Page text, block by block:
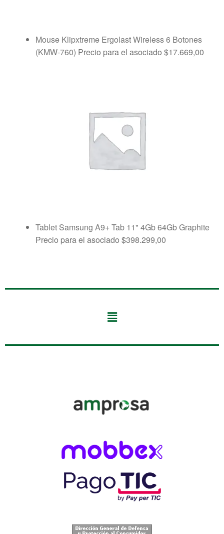
Mouse Klipxtreme Ergolast Wireless 6 Botones
(KMW-760) Precio para el asociado $17.669,00
Tablet Samsung A9+ Tab 11" 4Gb 64Gb Graphite
Precio para el asociado $398.299,00